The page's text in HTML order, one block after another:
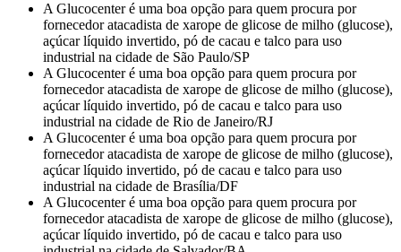
A Glucocenter é uma boa opção para quem procura por
fornecedor atacadista de xarope de glicose de milho (glucose),
açúcar líquido invertido, pó de cacau e talco para uso
industrial na cidade de São Paulo/SP
A Glucocenter é uma boa opção para quem procura por
fornecedor atacadista de xarope de glicose de milho (glucose),
açúcar líquido invertido, pó de cacau e talco para uso
industrial na cidade de Rio de Janeiro/RJ
A Glucocenter é uma boa opção para quem procura por
fornecedor atacadista de xarope de glicose de milho (glucose),
açúcar líquido invertido, pó de cacau e talco para uso
industrial na cidade de Brasília/DF
A Glucocenter é uma boa opção para quem procura por
fornecedor atacadista de xarope de glicose de milho (glucose),
açúcar líquido invertido, pó de cacau e talco para uso